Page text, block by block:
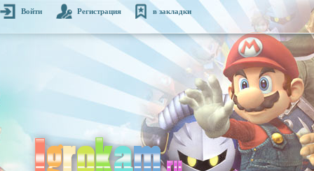
Войти Регистрация в закладки